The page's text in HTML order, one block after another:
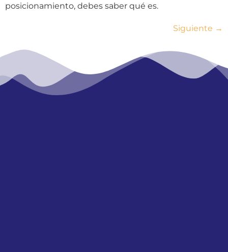
posicionamiento, debes saber qué es.
Siguiente →